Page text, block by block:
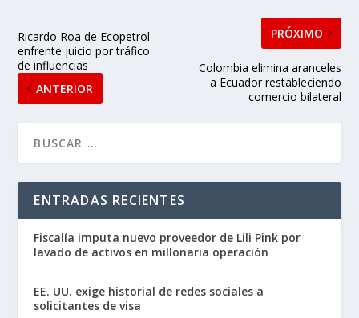
Ricardo Roa de Ecopetrol
enfrente juicio por tráfico
de influencias
ANTERIOR
PRÓXIMO
Colombia elimina aranceles
a Ecuador restableciendo
comercio bilateral
ENTRADAS RECIENTES
Fiscalía imputa nuevo proveedor de Lili Pink por
lavado de activos en millonaria operación
EE. UU. exige historial de redes sociales a
solicitantes de visa